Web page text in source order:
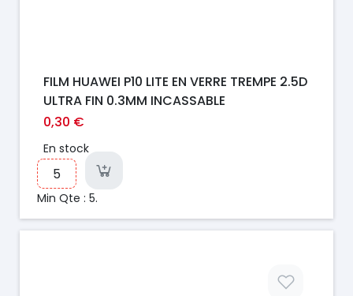
FILM HUAWEI P10 LITE EN VERRE TREMPE 2.5D
ULTRA FIN 0.3MM INCASSABLE
0,30 €
En stock
Min Qte : 5.